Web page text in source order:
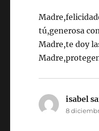
tú,generosa
Madre,te doy
isabel
8